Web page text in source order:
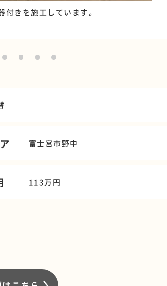
を施工しています。
富士宮市野中
113万円